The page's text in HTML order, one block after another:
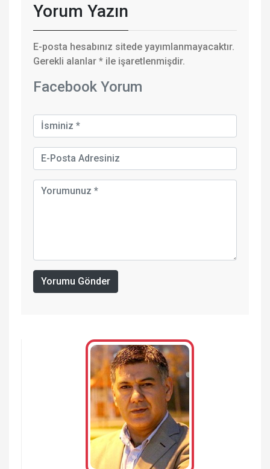
Yorum Yazın
E-posta hesabınız sitede yayımlanmayacaktır.
Gerekli alanlar * ile işaretlenmişdir.
Facebook Yorum
Yorumu Gönder